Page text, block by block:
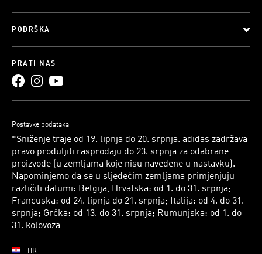
PODRŠKA
PRATI NAS
Postavke podataka
*Sniženje traje od 19. lipnja do 20. srpnja. adidas zadržava
pravo produljiti rasprodaju do 23. srpnja za odabrane
proizvode (u zemljama koje nisu navedene u nastavku).
Napominjemo da se u sljedećim zemljama primjenjuju
različiti datumi: Belgija, Hrvatska: od 1. do 31. srpnja;
Francuska: od 24. lipnja do 21. srpnja; Italija: od 4. do 31.
srpnja; Grčka: od 13. do 31. srpnja; Rumunjska: od 1. do
31. kolovoza
HR